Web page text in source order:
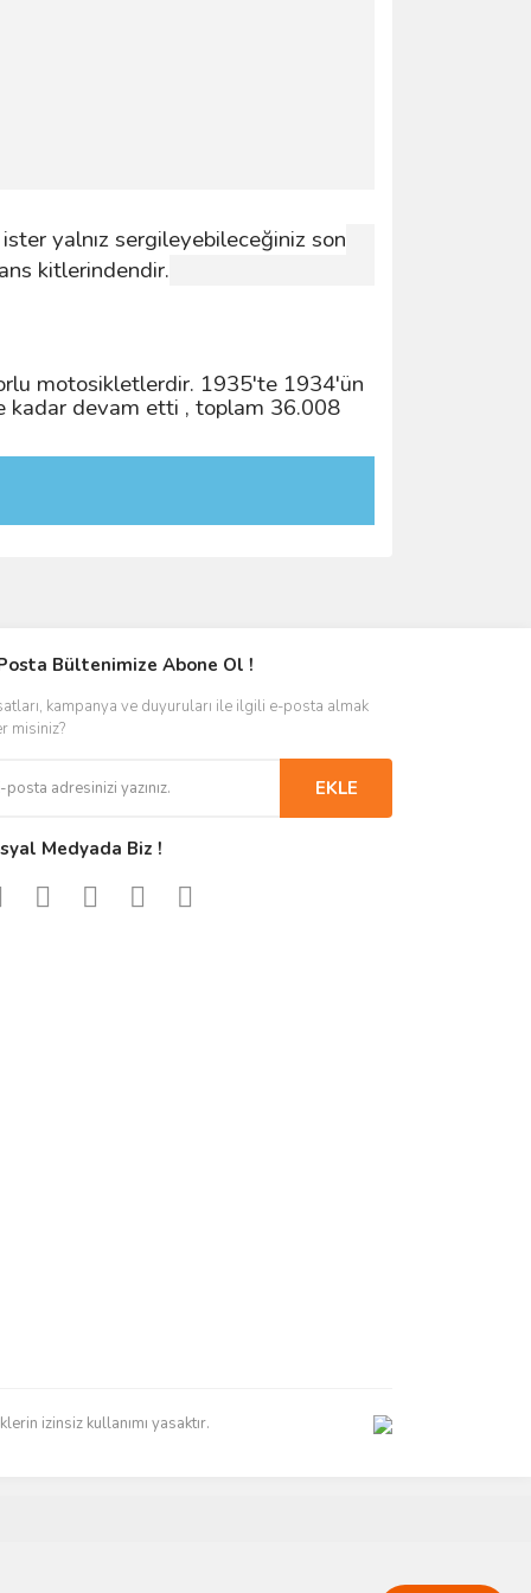
yalnız sergileyebileceğiniz son
kitlerindendir.
motosikletlerdir. 1935'te 1934'ün
kadar devam etti , toplam 36.008
Bültenimize Abone Ol !
kampanya ve duyuruları ile ilgili e-posta almak
misiniz?
EKLE
Medyada Biz !
izinsiz kullanımı yasaktır.